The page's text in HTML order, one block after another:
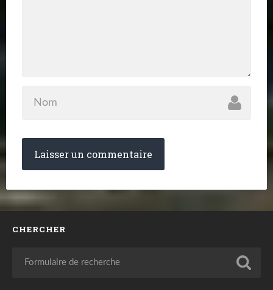
CHERCHER